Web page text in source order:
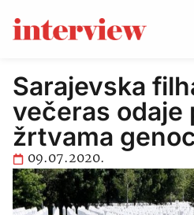
Sarajevska
večeras odaje
žrtvama
09.07.2020.